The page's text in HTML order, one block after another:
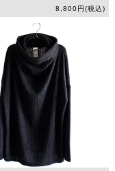
8,800円(税込)